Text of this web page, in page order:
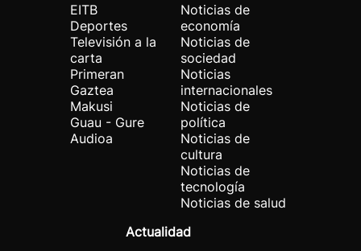
EITB
Deportes
Televisión a la
carta
Primeran
Gaztea
Makusi
Guau - Gure
Audioa
Noticias de
economía
Noticias de
sociedad
Noticias
internacionales
Noticias de
política
Noticias de
cultura
Noticias de
tecnología
Noticias de salud
Actualidad